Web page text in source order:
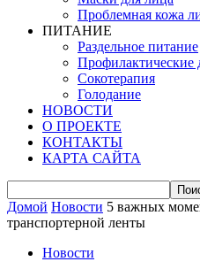
Проблемная кожа
ПИТАНИЕ
Раздельное питание
Профилактические
Сокотерапия
Голодание
НОВОСТИ
О ПРОЕКТЕ
КОНТАКТЫ
КАРТА САЙТА
Домой Новости 5 важных
транспортерной ленты
Новости